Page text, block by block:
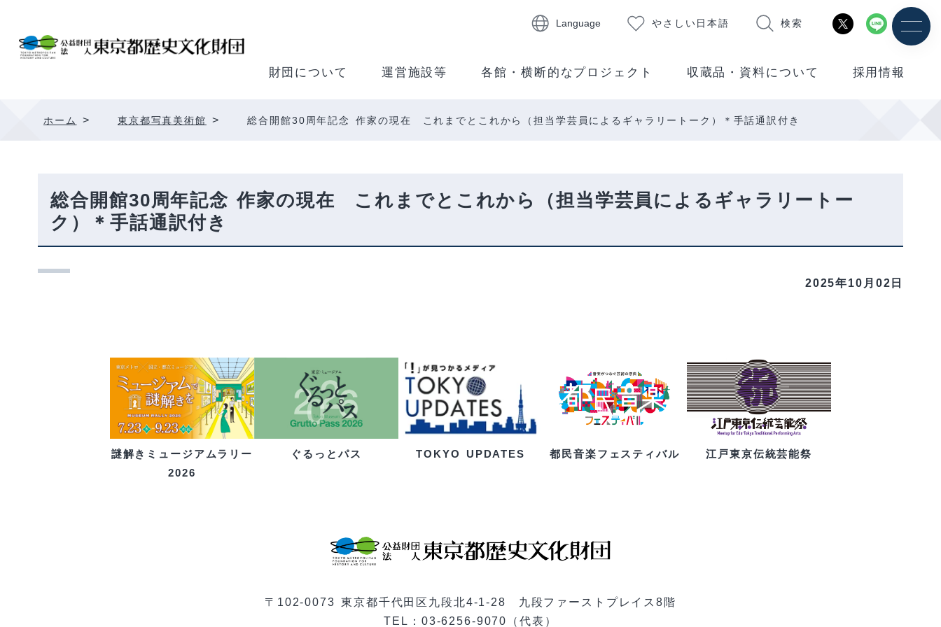
Language やさしい日本語 検索
財団について 運営施設等 各館・横断的なプロジェクト 収蔵品・資料について 採用情報
ホーム > 東京都写真美術館 > 総合開館30周年記念 作家の現在 これまでとこれから（担当学芸員によるギャラリートーク）＊手話通訳付き
総合開館30周年記念 作家の現在 これまでとこれから（担当学芸員によるギャラリートー
ク）＊手話通訳付き
2025年10月02日
謎解きミュージアムラリー
2026
ぐるっとパス TOKYO UPDATES 都民音楽フェスティバル 江戸東京伝統芸能祭
〒102-0073 東京都千代田区九段北4-1-28 九段ファーストプレイス8階
TEL：03-6256-9070（代表）